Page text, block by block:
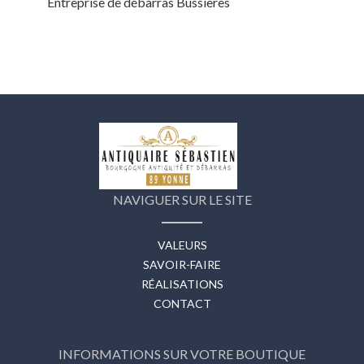
NAVIGUER SUR LE SITE
VALEURS
SAVOIR-FAIRE
RÉALISATIONS
CONTACT
INFORMATIONS SUR VOTRE BOUTIQUE